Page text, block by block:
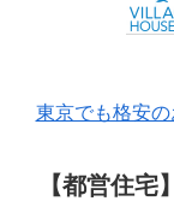
東京でも格安の
【都営住宅